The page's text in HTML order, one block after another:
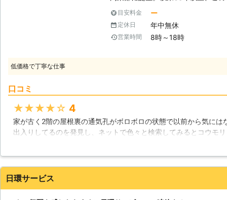
ービスを通し、お客さま方の快適
ました。 害獣駆除は、ただ害獣を
ん。確かな知識と技術をもち、的
いや健康に害のないような施工を
てより効果的かつ人や環境に優しい
せることによって、より効果が高
うという考え方です。ただし、こ
ち、定期的に講習会で最新の知識
虫駆除を行っています。 【害獣の恐ろしさ】 イタチやコウモリなど害獣は
臭がした場合は害獣が棲みついて
目安料金 ー
定休日 年中無休
営業時間 8時～18時
低価格で丁寧な仕事
口コミ
★★★★★ 4
家が古く2階の屋根裏の通気孔がボロボロの状態で以前から気に
出入りしてるのを発見し、ネットで色々と検索してみるとコウモ
静岡県 駿東郡長泉町 2016年12月22日
日環サービス